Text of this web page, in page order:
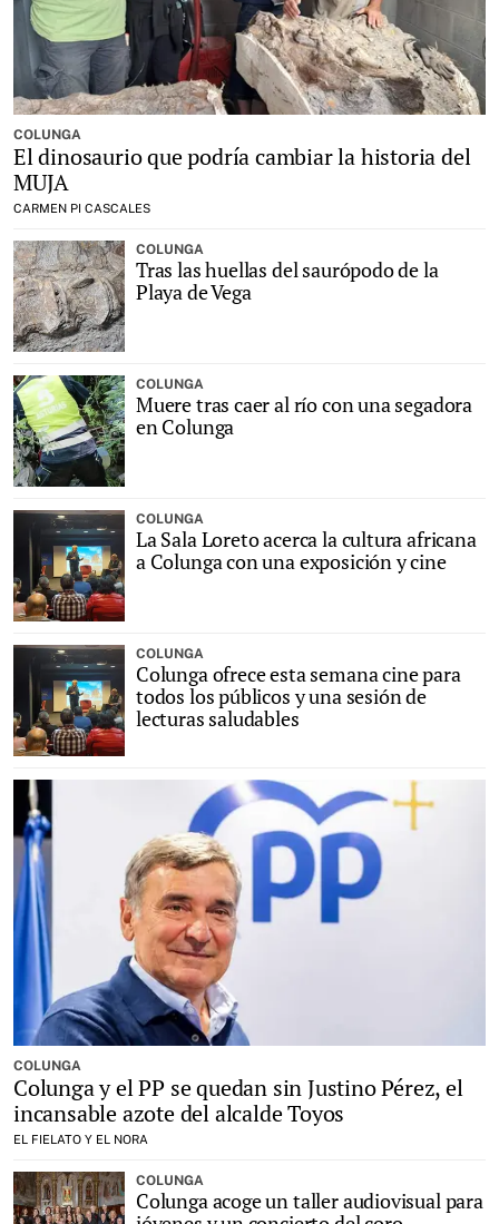
COLUNGA
El dinosaurio que podría cambiar la historia del
MUJA
CARMEN PI CASCALES
COLUNGA
Tras las huellas del saurópodo de la
Playa de Vega
COLUNGA
Muere tras caer al río con una segadora
en Colunga
COLUNGA
La Sala Loreto acerca la cultura africana
a Colunga con una exposición y cine
COLUNGA
Colunga ofrece esta semana cine para
todos los públicos y una sesión de
lecturas saludables
COLUNGA
Colunga y el PP se quedan sin Justino Pérez, el
incansable azote del alcalde Toyos
EL FIELATO Y EL NORA
COLUNGA
Colunga acoge un taller audiovisual para